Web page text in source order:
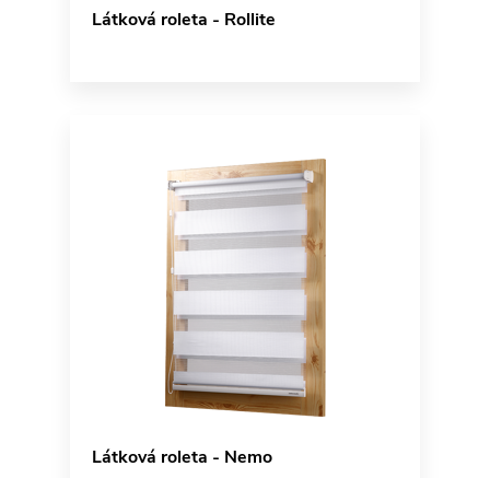
Látková roleta - Rollite
Látková roleta - Nemo